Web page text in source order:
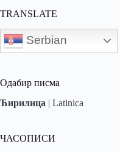
TRANSLATE
Serbian
Одабир писма
Ћирилица | Latinica
ЧАСОПИСИ